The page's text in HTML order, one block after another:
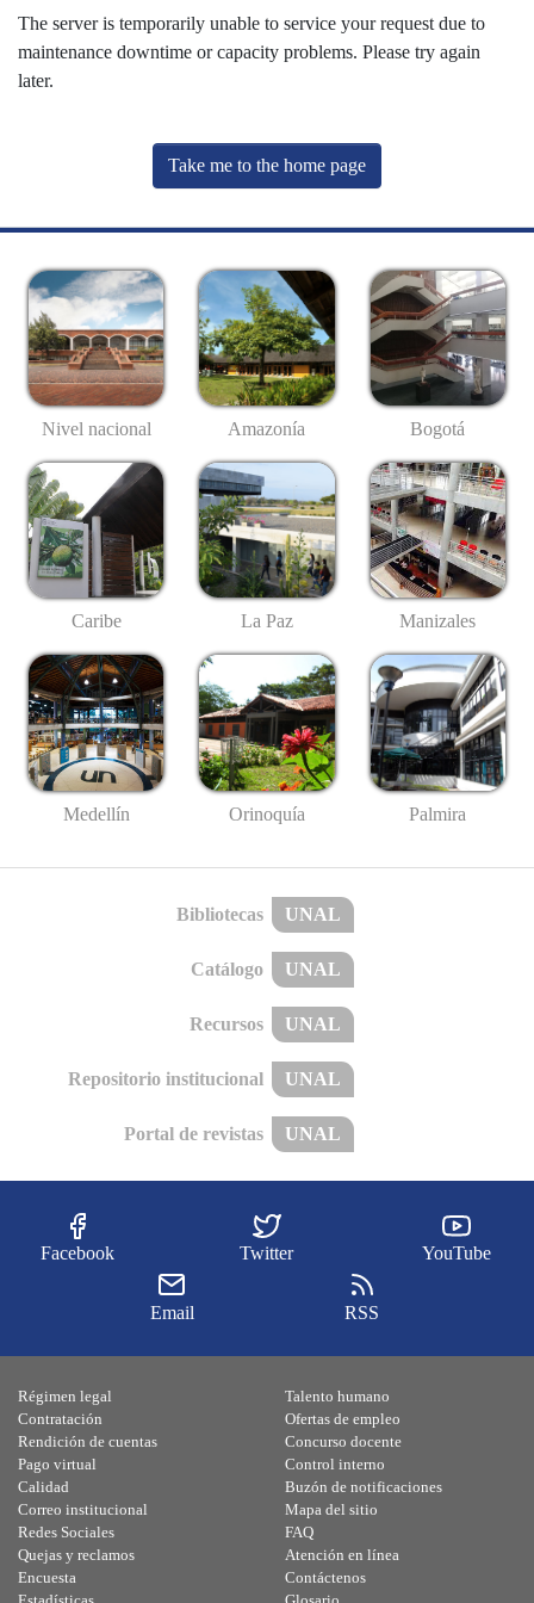
The server is temporarily unable to service your request due to
maintenance downtime or capacity problems. Please try again
later.
Take me to the home page
Nivel nacional Amazonía Bogotá
Caribe La Paz Manizales
Medellín Orinoquía Palmira
Bibliotecas UNAL
Catálogo UNAL
Recursos UNAL
Repositorio institucional UNAL
Portal de revistas UNAL
Facebook Twitter YouTube
Email RSS
Régimen legal
Contratación
Rendición de cuentas
Pago virtual
Calidad
Talento humano
Ofertas de empleo
Concurso docente
Control interno
Buzón de notificaciones
Correo institucional
Redes Sociales
Quejas y reclamos
Encuesta
Mapa del sitio
FAQ
Atención en línea
Contáctenos